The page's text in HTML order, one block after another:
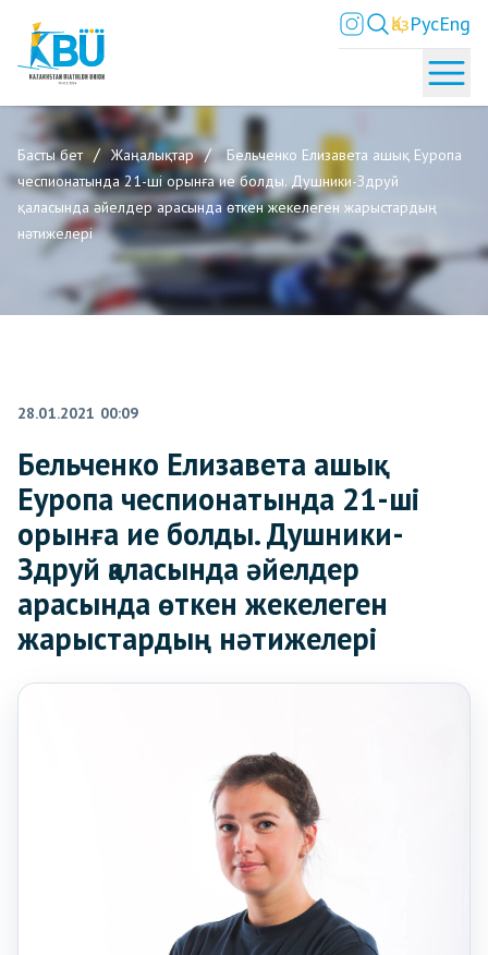
ҚазРусEng
Басты бет Жаңалықтар
Бельченко Елизавета ашық Еуропа
чеспионатында 21-ші орынға ие болды. Душники-Здруй
қаласында әйелдер арасында өткен жекелеген жарыстардың
нәтижелері
28.01.2021 00:09
Бельченко Елизавета ашық
Еуропа чеспионатында 21-ші
орынға ие болды. Душники-
Здруй қаласында әйелдер
арасында өткен жекелеген
жарыстардың нәтижелері